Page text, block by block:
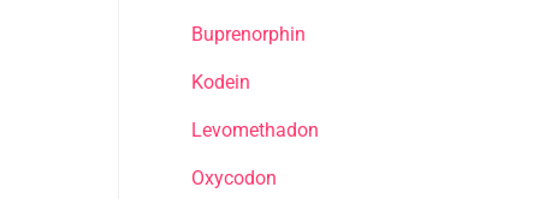
Buprenorphin
Kodein
Levomethadon
Oxycodon